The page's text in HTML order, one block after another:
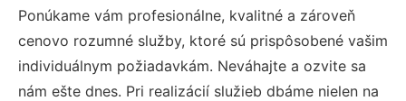
Ponúkame vám profesionálne, kvalitné a zároveň
cenovo rozumné služby, ktoré sú prispôsobené vašim
individuálnym požiadavkám. Neváhajte a ozvite sa
nám ešte dnes. Pri realizácií služieb dbáme nielen na